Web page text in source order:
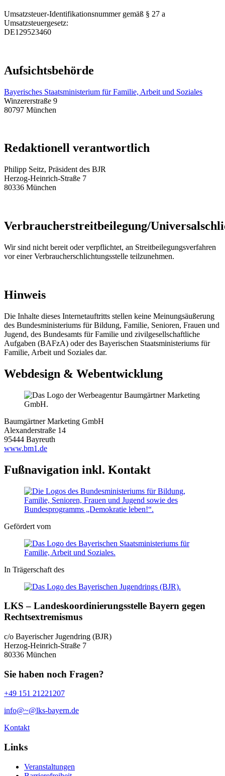
Umsatzsteuer-Identifikationsnummer gemäß § 27 a
Umsatzsteuergesetz:
DE129523460
Aufsichtsbehörde
Bayerisches Staatsministerium für Familie, Arbeit und Soziales
Winzererstraße 9
80797 München
Redaktionell verantwortlich
Philipp Seitz, Präsident des BJR
Herzog-Heinrich-Straße 7
80336 München
Verbraucherstreitbeilegung/
Wir sind nicht bereit oder verpflichtet, an Streitbeilegungsverfahren
vor einer Verbraucherschlichtungsstelle teilzunehmen.
Hinweis
Die Inhalte dieses Internetauftritts stellen keine Meinungsäußerung
des Bundesministeriums für Bildung, Familie, Senioren, Frauen und
Jugend, des Bundesamts für Familie und zivilgesellschaftliche
Aufgaben (BAFzA) oder des Bayerischen Staatsministeriums für
Familie, Arbeit und Soziales dar.
Webdesign & Webentwicklung
Baumgärtner Marketing GmbH
Alexanderstraße 14
95444 Bayreuth
www.bm1.de
Fußnavigation inkl. Kontakt
Gefördert vom
In Trägerschaft des
LKS – Landeskoordinierungsstelle Bayern gegen
Rechtsextremismus
c/o Bayerischer Jugendring (BJR)
Herzog-Heinrich-Straße 7
80336 München
Sie haben noch Fragen?
+49 151 21221207
info@~@lks-bayern.de
Kontakt
Links
Veranstaltungen